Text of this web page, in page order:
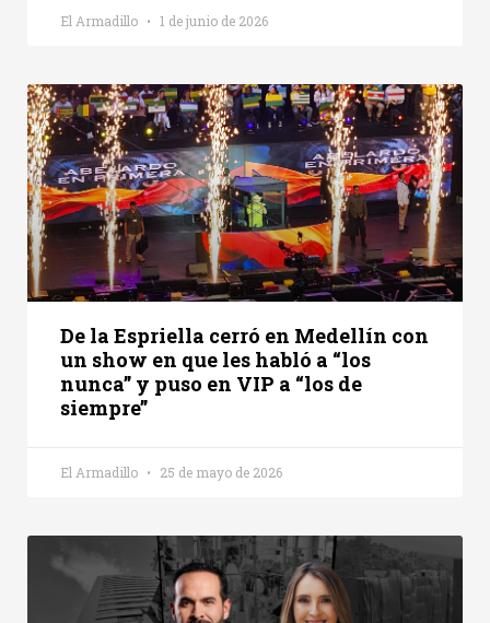
El Armadillo 1 de junio de 2026
De la Espriella cerró en Medellín con
un show en que les habló a “los
nunca” y puso en VIP a “los de
siempre”
El Armadillo 25 de mayo de 2026